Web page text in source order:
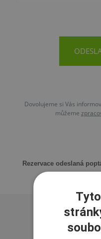
Dovolujeme si Vás
můžeme
Rezervace odeslaná